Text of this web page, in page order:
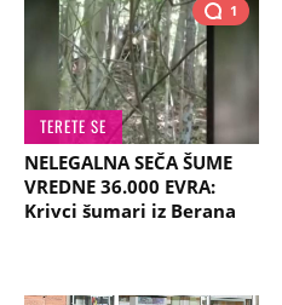
1
TERETE SE
NELEGALNA SEČA ŠUME
VREDNE 36.000 EVRA:
Krivci šumari iz Berana